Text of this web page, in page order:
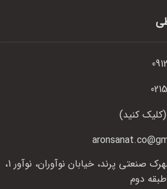
کنید)
تهران، شهرک صنعتی پرند، خیابان نوآوران، نوآور 1،